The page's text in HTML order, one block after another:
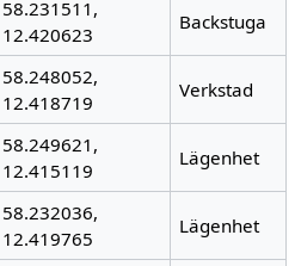
58.231511,
12.420623
Backstuga
58.248052,
12.418719
Verkstad
58.249621,
12.415119
Lägenhet
58.232036,
12.419765
Lägenhet